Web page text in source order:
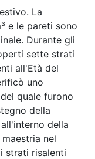
La
e le pareti sono
Durante gli
sette strati
all'Età del
uno
quale furono
della
della
nel
strati risalenti